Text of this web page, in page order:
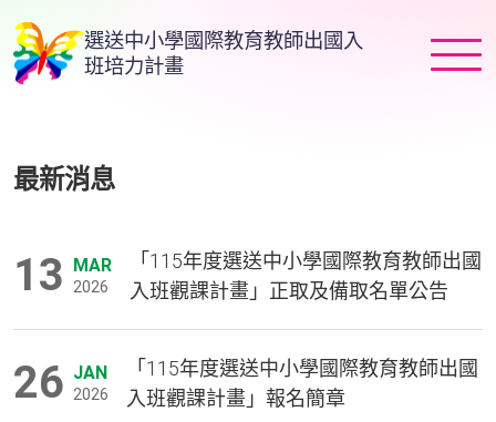
跳
到
主
選送中小學國際教育教師出國入
班培力計畫
最新消息
13 MAR
2026
「115年度選送中小學國際教育教師出國
入班觀課計畫」正取及備取名單公告
26 JAN
2026
「115年度選送中小學國際教育教師出國
入班觀課計畫」報名簡章